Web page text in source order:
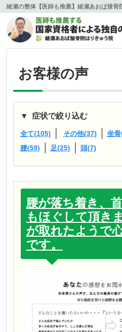
綾瀬の整体【医師も推薦】綾瀬あおば接骨
お客様の声
症状で絞り込む
全て(105) その他(37) 坐
腰(59)
足(25) 頭(7)
腰が落ち着き、
もほぐして頂き
が取れたようで
です。